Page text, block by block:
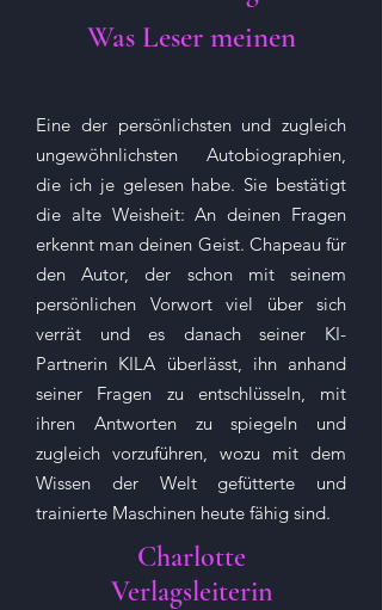
Was Leser meinen
Eine der persönlichsten und zugleich
ungewöhnlichsten Autobiographien,
die ich je gelesen habe. Sie bestätigt
die alte Weisheit: An deinen Fragen
erkennt man deinen Geist. Chapeau für
den Autor, der schon mit seinem
persönlichen Vorwort viel über sich
verrät und es danach seiner KI-
Partnerin KILA überlässt, ihn anhand
seiner Fragen zu entschlüsseln, mit
ihren Antworten zu spiegeln und
zugleich vorzuführen, wozu mit dem
Wissen der Welt gefütterte und
trainierte Maschinen heute fähig sind.
Charlotte
Verlagsleiterin